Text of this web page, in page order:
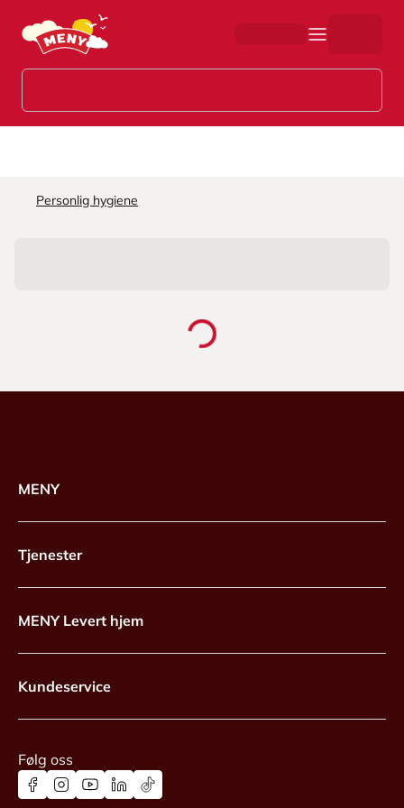
Hopp til hovedinnhold
Personlig hygiene
MENY
Tjenester
MENY Levert hjem
Kundeservice
Følg oss